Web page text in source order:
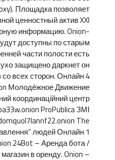
Площадка позволяет
ценностный актив XXI
информацию. Onion-
доступны по старым
части полости есть
защищено даркнет он
всех сторон. Онлайн 4
Молодёжное Движение
координаційний центр
ProPublica ЗМІ
The
людей Онлайн 1
24Bot – Аренда бота /
в оренду. Onion –